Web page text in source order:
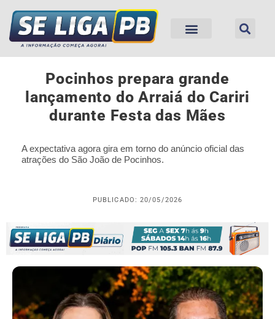
Pocinhos prepara grande
lançamento do Arraiá do Cariri
durante Festa das Mães
A expectativa agora gira em torno do anúncio oficial das
atrações do São João de Pocinhos.
PUBLICADO: 20/05/2026